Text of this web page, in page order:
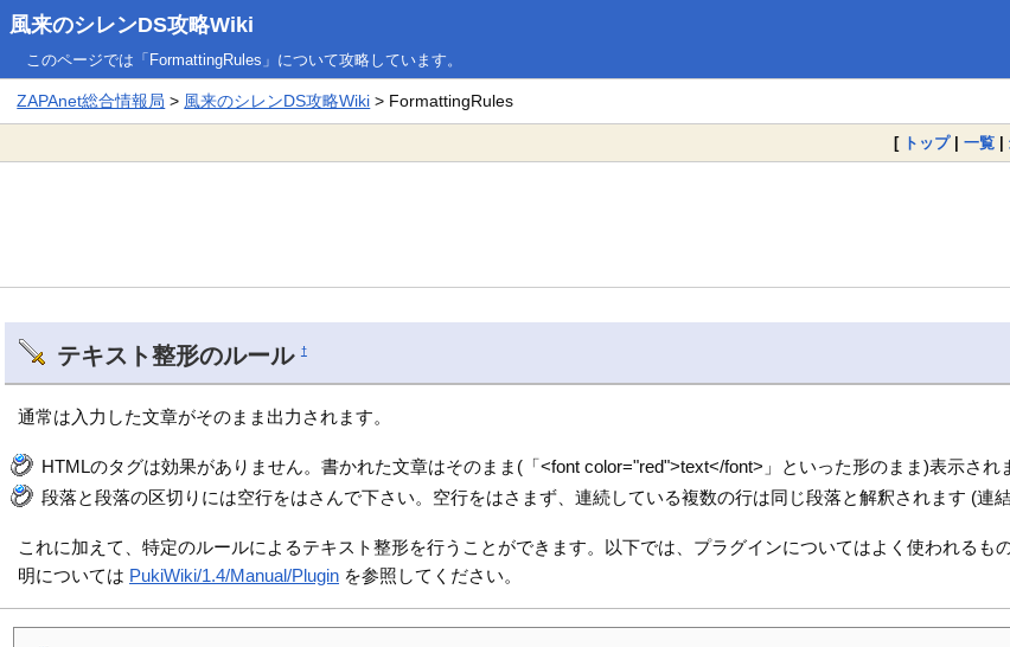
風来のシレンDS攻略Wiki
このページでは「FormattingRules」について攻略しています。
ZAPAnet総合情報局 > 風来のシレンDS攻略Wiki > FormattingRules
[ トップ| 一覧 |
テキスト整形のルール †
通常は入力した文章がそのまま出力されます。
HTMLのタグは効果がありません。書かれた文章はそのまま(「<font color="red">text</font>」といった形のまま)表示され
段落と段落の区切りには空行をはさんで下さい。空行をはさまず、連続している複数の行は同じ段落と解釈されます (連
これに加えて、特定のルールによるテキスト整形を行うことができます。以下では、プラグインについてはよく使われる
明については PukiWiki/1.4/Manual/Plugin を参照してください。